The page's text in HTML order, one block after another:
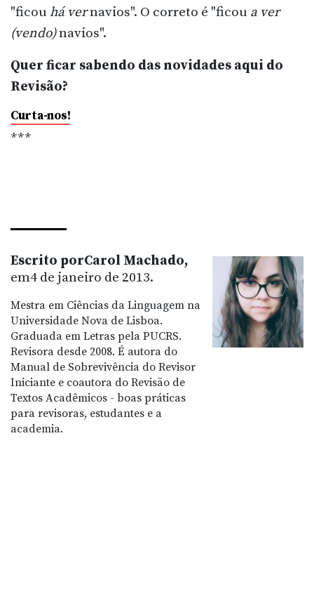
"ficou há vernavios". O correto é "ficou a ver
(vendo)navios".
Quer ficar sabendo das novidades aqui do
Revisão?
Curta-nos!
***
Escrito porCarol Machado,
em4 de janeiro de 2013.
Mestra em Ciências da Linguagem na
Universidade Nova de Lisboa.
Graduada em Letras pela PUCRS.
Revisora desde 2008. É autora do
Manual de Sobrevivência do Revisor
Iniciante e coautora do Revisão de
Textos Acadêmicos - boas práticas
para revisoras, estudantes e a
academia.